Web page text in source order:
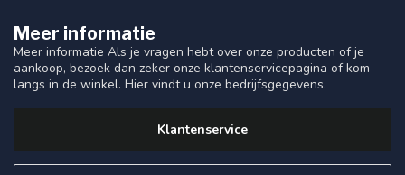
Meer informatie
Meer informatie Als je vragen hebt over onze producten of je
aankoop, bezoek dan zeker onze klantenservicepagina of kom
langs in de winkel. Hier vindt u onze bedrijfsgegevens.
Klantenservice